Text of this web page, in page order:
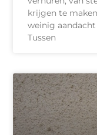
krijgen te
weinig
Tussen